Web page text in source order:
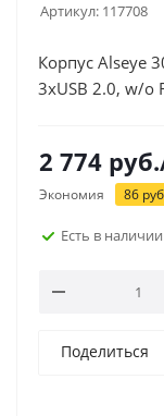
Артикул: 117708
Корпус Alseye
3xUSB 2.0, w/o
2 774 руб.
Экономия 86
Есть в наличии
Поделиться